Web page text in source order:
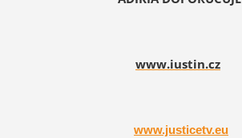
www.iustin.cz
www.justicetv.eu